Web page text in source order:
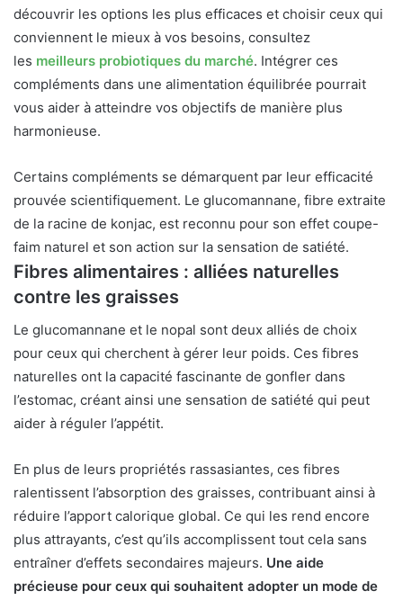
découvrir les options les plus efficaces et choisir ceux qui
conviennent le mieux à vos besoins, consultez
les meilleurs probiotiques du marché. Intégrer ces
compléments dans une alimentation équilibrée pourrait
vous aider à atteindre vos objectifs de manière plus
harmonieuse.
Certains compléments se démarquent par leur efficacité
prouvée scientifiquement. Le glucomannane, fibre extraite
de la racine de konjac, est reconnu pour son effet coupe-
faim naturel et son action sur la sensation de satiété.
Fibres alimentaires : alliées naturelles
contre les graisses
Le glucomannane et le nopal sont deux alliés de choix
pour ceux qui cherchent à gérer leur poids. Ces fibres
naturelles ont la capacité fascinante de gonfler dans
l’estomac, créant ainsi une sensation de satiété qui peut
aider à réguler l’appétit.
En plus de leurs propriétés rassasiantes, ces fibres
ralentissent l’absorption des graisses, contribuant ainsi à
réduire l’apport calorique global. Ce qui les rend encore
plus attrayants, c’est qu’ils accomplissent tout cela sans
entraîner d’effets secondaires majeurs. Une aide
précieuse pour ceux qui souhaitent adopter un mode de